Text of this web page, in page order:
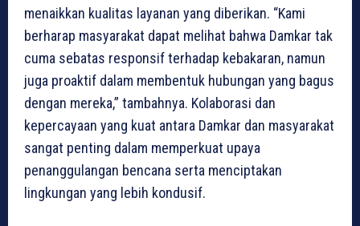
menaikkan kualitas layanan yang diberikan. “Kami
berharap masyarakat dapat melihat bahwa Damkar tak
cuma sebatas responsif terhadap kebakaran, namun
juga proaktif dalam membentuk hubungan yang bagus
dengan mereka,” tambahnya. Kolaborasi dan
kepercayaan yang kuat antara Damkar dan masyarakat
sangat penting dalam memperkuat upaya
penanggulangan bencana serta menciptakan
lingkungan yang lebih kondusif.